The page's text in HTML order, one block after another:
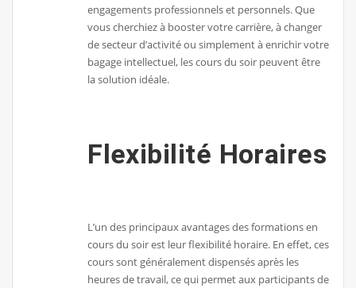
engagements professionnels et personnels. Que
vous cherchiez à booster votre carrière, à changer
de secteur d’activité ou simplement à enrichir votre
bagage intellectuel, les cours du soir peuvent être
la solution idéale.
Flexibilité Horaires
L’un des principaux avantages des formations en
cours du soir est leur flexibilité horaire. En effet, ces
cours sont généralement dispensés après les
heures de travail, ce qui permet aux participants de